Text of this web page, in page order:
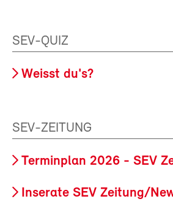
SEV-QUIZ
Weisst du's?
SEV-ZEITUNG
Terminplan 2026 - SEV
Inserate SEV Zeitung/